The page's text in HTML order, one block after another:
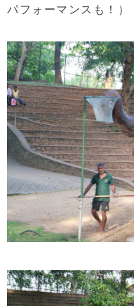
パフォーマンスも！）